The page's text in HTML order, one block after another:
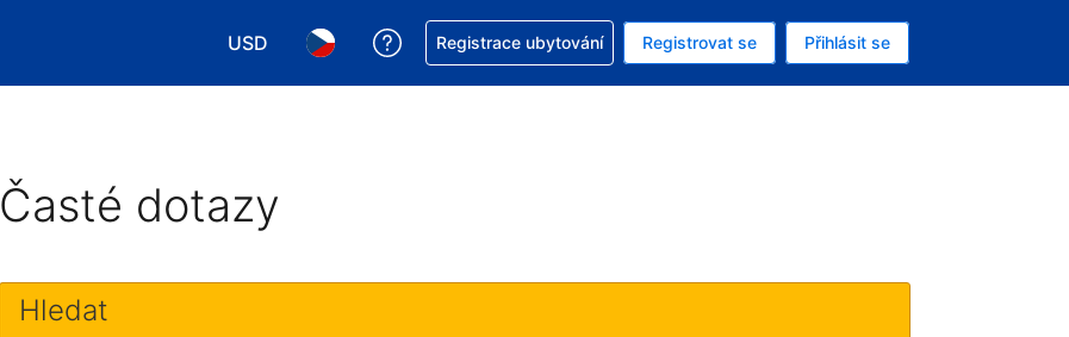
USD
Vyberte si měnu. Aktuálně zvolená měna: Americký dolar
Vyberte si jazyk. Aktuálně zvolený jazyk: V češtině
Asistence s rezervací
Registrace ubytování Registrovat se Přihlásit se
Časté dotazy
Hledat